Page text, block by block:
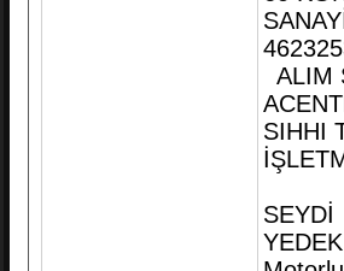
ALIM
SIHHI